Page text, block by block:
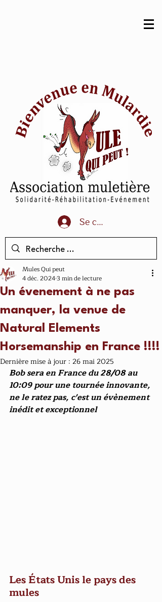
Se connecter
Un évenement à ne pas
manquer, la venue de
Natural Elements
Horsemanship en France !!!!
Mules Qui peut
4 déc. 20243 min de lecture
Dernière mise à jour : 26 mai 2025
Bob sera en France du 28/08 au
10:09 pour une tournée innovante,
ne le ratez pas, c'est un évènement
inédit et exceptionnel
Les États Unis le pays des
mules